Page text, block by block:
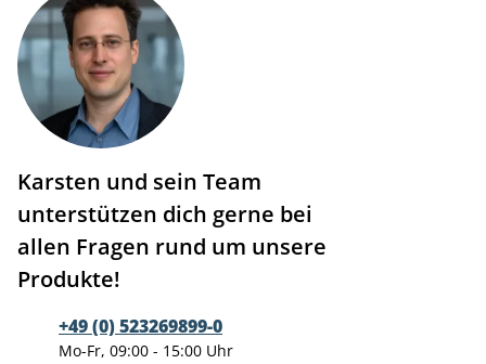
Karsten und sein Team
unterstützen dich gerne bei
allen Fragen rund um unsere
Produkte!
+49 (0) 523269899-0
Mo-Fr, 09:00 - 15:00 Uhr